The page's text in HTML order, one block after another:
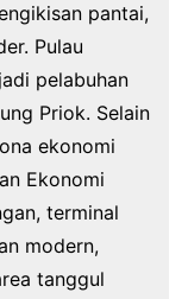
pantai,
Pulau
pelabuhan
Priok. Selain
ekonomi
Ekonomi
terminal
modern,
tanggul